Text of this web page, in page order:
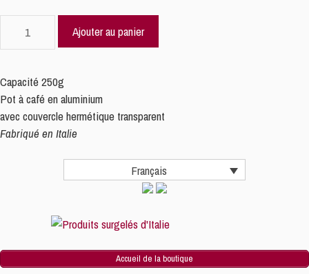
Café
en
Aluminium
Ajouter au panier
Capacité250g
Pot à café en aluminium
avec couvercle hermétique transparent
Fabriqué en Italie
Français
Accueil de la boutique